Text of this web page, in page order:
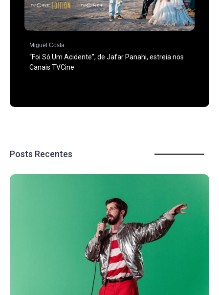
Miguel Costa
“Foi Só Um Acidente”, de Jafar Panahi, estreia nos
Canais TVCine
Posts Recentes